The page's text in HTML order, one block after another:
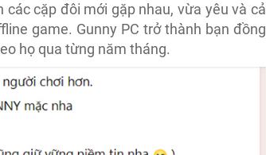
cặp đôi mới gặp nhau, vừa yêu và cả
game. Gunny PC trở thành bạn đồng
họ qua từng năm tháng.